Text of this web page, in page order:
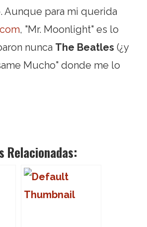
Aunque para mi querida
, "Mr. Moonlight" es lo
nunca The Beatles (¿y
Mucho" donde me lo
Relacionadas: